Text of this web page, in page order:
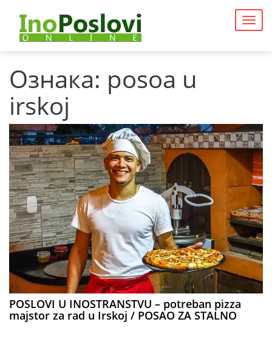
Ознака: posoa u
irskoj
POSLOVI U INOSTRANSTVU – potreban pizza
majstor za rad u Irskoj / POSAO ZA STALNO